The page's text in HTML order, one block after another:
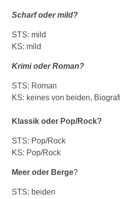
Scharf oder mild?
STS: mild
KS: mild
Krimi oder Roman?
STS: Roman
KS: keines von beiden,
Klassik oder Pop/Rock?
STS: Pop/Rock
KS: Pop/Rock
Meer oder Berge?
STS: beiden